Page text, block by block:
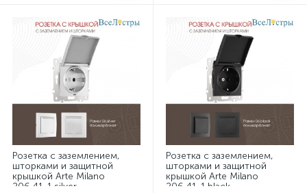
Розетка с заземлением,
шторками и защитной
крышкой Arte Milano
206.41-1.silver
Розетка с заземлением,
шторками и защитной
крышкой Arte Milano
206.41-1.black